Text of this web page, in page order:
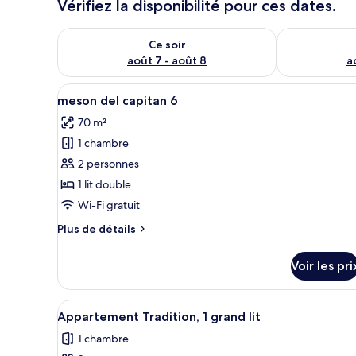
Vérifiez la disponibilité pour ces dates.
Ce soir
août 7 - août 8
Vérifier la disponibilité pour ce soir août 7 - août 8
Vérifier la
Afficher
toutes
les
photos
pour
ce
type
chambre :
capitan
6
Une chambre d’hôtel
16
meson del capitan 6
70 m²
1 chambre
2 personnes
1 lit double
Wi-Fi gratuit
Plus de détails
Plus
le
type
de
chambre
meson
Voir les
Afficher
toutes
les
Un bâtiment jaune avec une
12
Appartement Tradition, 1 grand lit
1 chambre